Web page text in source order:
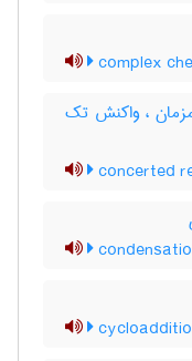
complex
، واکنش تک
concerted